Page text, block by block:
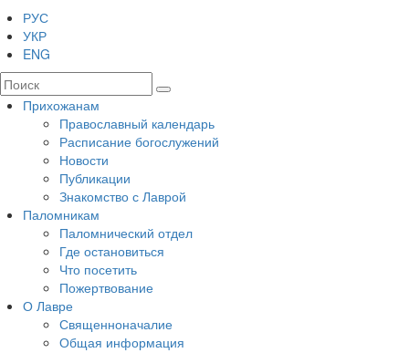
РУС
УКР
ENG
Прихожанам
Православный календарь
Расписание богослужений
Новости
Публикации
Знакомство с Лаврой
Паломникам
Паломнический отдел
Где остановиться
Что посетить
Пожертвование
О Лавре
Священноначалие
Общая информация